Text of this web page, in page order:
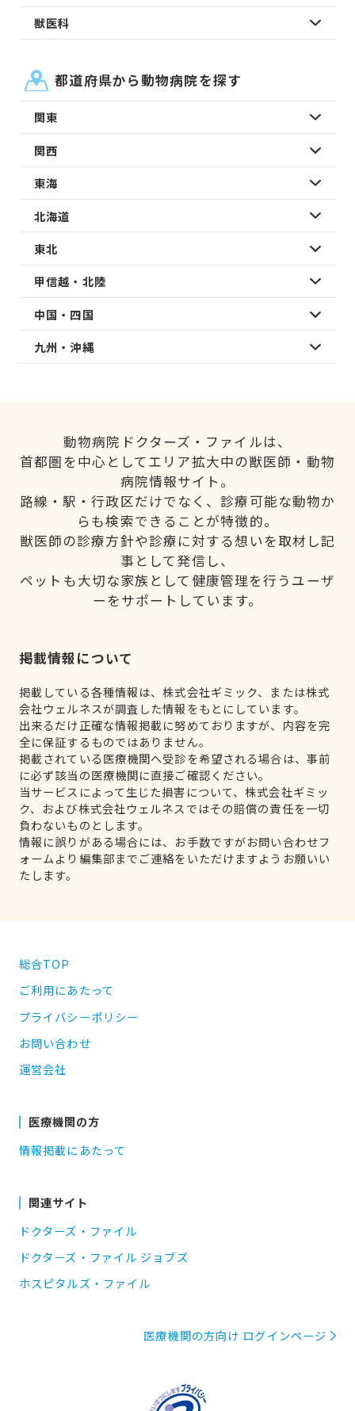
獣医科
都道府県から動物病院を探す
関東
関西
東海
北海道
東北
甲信越・北陸
中国・四国
九州・沖縄
動物病院ドクターズ・ファイルは、
首都圏を中心としてエリア拡大中の獣医師・動物
病院情報サイト。
路線・駅・行政区だけでなく、診療可能な動物か
らも検索できることが特徴的。
獣医師の診療方針や診療に対する想いを取材し記
事として発信し、
ペットも大切な家族として健康管理を行うユーザ
ーをサポートしています。
掲載情報について
掲載している各種情報は、株式会社ギミック、または株式
会社ウェルネスが調査した情報をもとにしています。
出来るだけ正確な情報掲載に努めておりますが、内容を完
全に保証するものではありません。
掲載されている医療機関へ受診を希望される場合は、事前
に必ず該当の医療機関に直接ご確認ください。
当サービスによって生じた損害について、株式会社ギミッ
ク、および株式会社ウェルネスではその賠償の責任を一切
負わないものとします。
情報に誤りがある場合には、お手数ですがお問い合わせフ
ォームより編集部までご連絡をいただけますようお願いい
たします。
総合TOP
ご利用にあたって
プライバシーポリシー
お問い合わせ
運営会社
医療機関の方
情報掲載にあたって
関連サイト
ドクターズ・ファイル
ドクターズ・ファイル ジョブズ
ホスピタルズ・ファイル
医療機関の方向け ログインページ